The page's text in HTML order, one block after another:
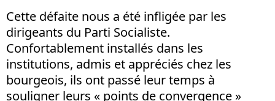
Cette défaite nous a été infligée par les
dirigeants du Parti Socialiste.
Confortablement installés dans les
institutions, admis et appréciés chez les
bourgeois, ils ont passé leur temps à
souligner leurs « points de convergence »